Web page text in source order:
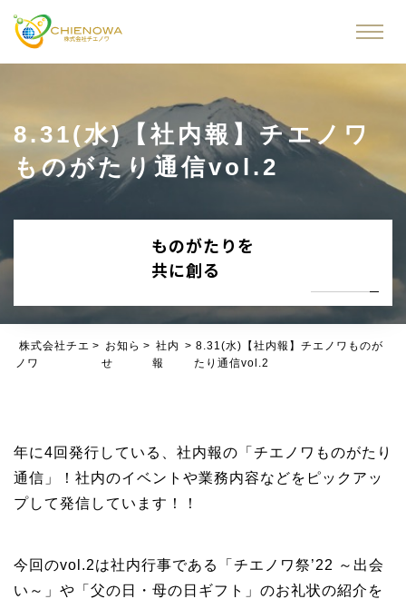
8.31(水)【社内報】チエノワ
ものがたり通信vol.2
ものがたりを
共に創る
株式会社チエ
ノワ
> お知ら
せ
> 社内
報
> 8.31(水)【社内報】チエノワものが
たり通信vol.2
年に4回発行している、社内報の「チエノワものがたり
通信」！社内のイベントや業務内容などをピックアッ
プして発信しています！！
今回のvol.2は社内行事である「チエノワ祭’22 ～出会
い～」や「父の日・母の日ギフト」のお礼状の紹介を